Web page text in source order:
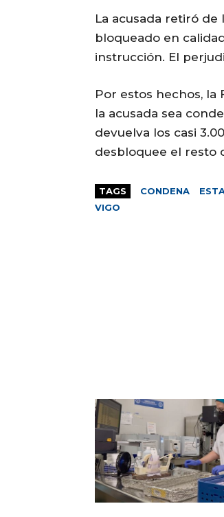
La acusada retiró
bloqueado en
instrucción. El
Por estos hechos, la
la acusada sea
devuelva los casi
desbloquee el resto
TAGS CONDENA
VIGO